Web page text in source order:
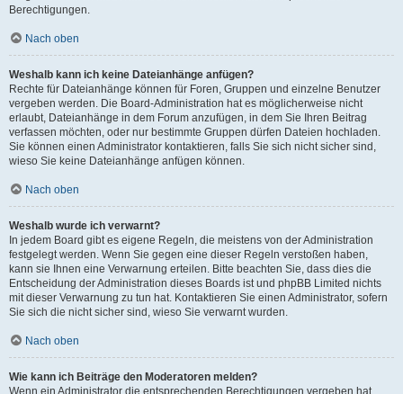
Berechtigungen.
Nach oben
Weshalb kann ich keine Dateianhänge anfügen?
Rechte für Dateianhänge können für Foren, Gruppen und einzelne Benutzer
vergeben werden. Die Board-Administration hat es möglicherweise nicht
erlaubt, Dateianhänge in dem Forum anzufügen, in dem Sie Ihren Beitrag
verfassen möchten, oder nur bestimmte Gruppen dürfen Dateien hochladen.
Sie können einen Administrator kontaktieren, falls Sie sich nicht sicher sind,
wieso Sie keine Dateianhänge anfügen können.
Nach oben
Weshalb wurde ich verwarnt?
In jedem Board gibt es eigene Regeln, die meistens von der Administration
festgelegt werden. Wenn Sie gegen eine dieser Regeln verstoßen haben,
kann sie Ihnen eine Verwarnung erteilen. Bitte beachten Sie, dass dies die
Entscheidung der Administration dieses Boards ist und phpBB Limited nichts
mit dieser Verwarnung zu tun hat. Kontaktieren Sie einen Administrator, sofern
Sie sich die nicht sicher sind, wieso Sie verwarnt wurden.
Nach oben
Wie kann ich Beiträge den Moderatoren melden?
Wenn ein Administrator die entsprechenden Berechtigungen vergeben hat,